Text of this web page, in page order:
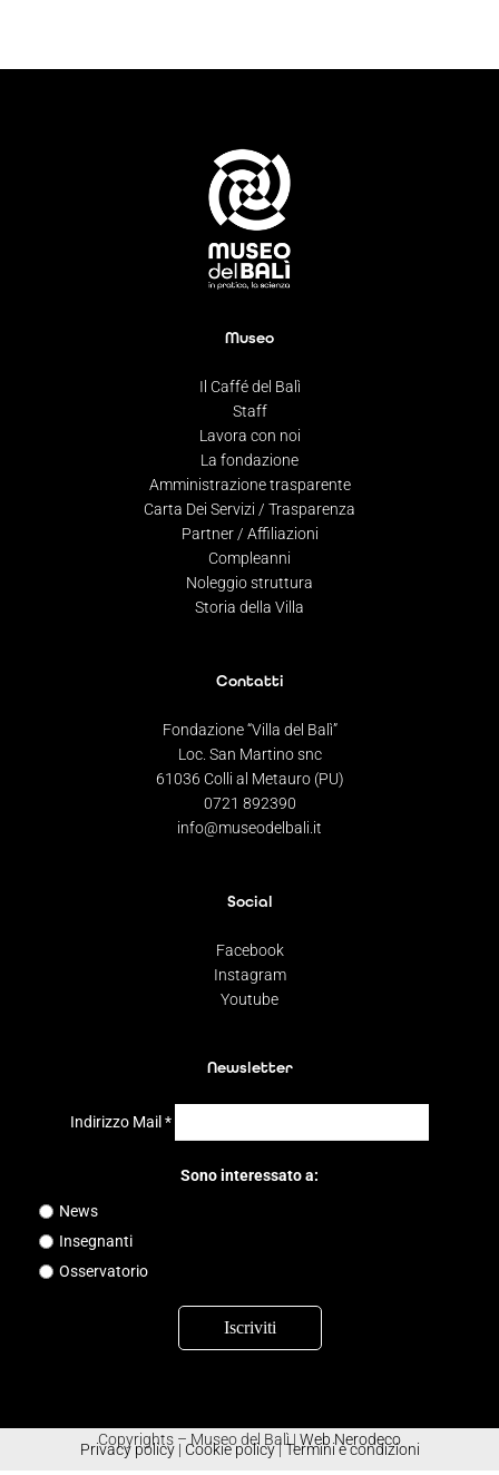
Museo
Il Caffé del Balì
Staff
Lavora con noi
La fondazione
Amministrazione trasparente
Carta Dei Servizi / Trasparenza
Partner / Affiliazioni
Compleanni
Noleggio struttura
Storia della Villa
Contatti
Fondazione “Villa del Balì”
Loc. San Martino snc
61036 Colli al Metauro (PU)
0721 892390
info@museodelbali.it
Social
Facebook
Instagram
Youtube
Newsletter
Indirizzo Mail *
Sono interessato a:
News
Insegnanti
Osservatorio
Copyrights – Museo del Balì | Web Nerodeco
Privacy policy| Cookie policy|Termini e condizioni